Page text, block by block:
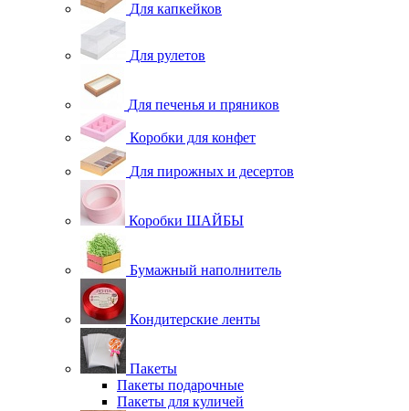
Для капкейков
Для рулетов
Для печенья и пряников
Коробки для конфет
Для пирожных и десертов
Коробки ШАЙБЫ
Бумажный наполнитель
Кондитерские ленты
Пакеты
Пакеты подарочные
Пакеты для куличей